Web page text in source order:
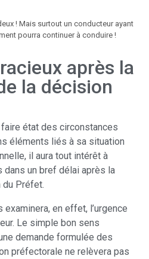
! Mais surtout un conducteur ayant
pourra continuer à conduire !
après la
la décision
état des circonstances
éléments liés à sa situation
il aura tout intérêt à
un bref délai après la
Préfet.
en effet, l’urgence
Le simple bon sens
demande formulée des
préfectorale ne relèvera pas